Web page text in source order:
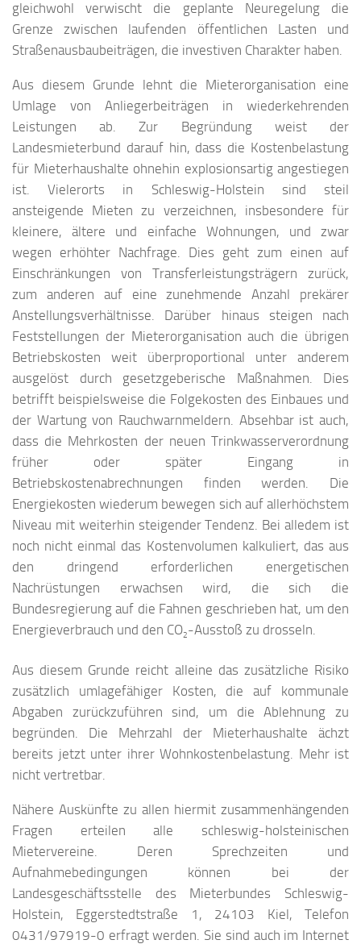
gleichwohl verwischt die geplante Neuregelung die
Grenze zwischen laufenden öffentlichen Lasten und
Straßenausbaubeiträgen, die investiven Charakter haben.
Aus diesem Grunde lehnt die Mieterorganisation eine
Umlage von Anliegerbeiträgen in wiederkehrenden
Leistungen ab. Zur Begründung weist der
Landesmieterbund darauf hin, dass die Kostenbelastung
für Mieterhaushalte ohnehin explosionsartig angestiegen
ist. Vielerorts in Schleswig-Holstein sind steil
ansteigende Mieten zu verzeichnen, insbesondere für
kleinere, ältere und einfache Wohnungen, und zwar
wegen erhöhter Nachfrage. Dies geht zum einen auf
Einschränkungen von Transferleistungsträgern zurück,
zum anderen auf eine zunehmende Anzahl prekärer
Anstellungsverhältnisse. Darüber hinaus steigen nach
Feststellungen der Mieterorganisation auch die übrigen
Betriebskosten weit überproportional unter anderem
ausgelöst durch gesetzgeberische Maßnahmen. Dies
betrifft beispielsweise die Folgekosten des Einbaues und
der Wartung von Rauchwarnmeldern. Absehbar ist auch,
dass die Mehrkosten der neuen Trinkwasserverordnung
früher oder später Eingang in
Betriebskostenabrechnungen finden werden. Die
Energiekosten wiederum bewegen sich auf allerhöchstem
Niveau mit weiterhin steigender Tendenz. Bei alledem ist
noch nicht einmal das Kostenvolumen kalkuliert, das aus
den dringend erforderlichen energetischen
Nachrüstungen erwachsen wird, die sich die
Bundesregierung auf die Fahnen geschrieben hat, um den
Energieverbrauch und den CO2-Ausstoß zu drosseln.
Aus diesem Grunde reicht alleine das zusätzliche Risiko
zusätzlich umlagefähiger Kosten, die auf kommunale
Abgaben zurückzuführen sind, um die Ablehnung zu
begründen. Die Mehrzahl der Mieterhaushalte ächzt
bereits jetzt unter ihrer Wohnkostenbelastung. Mehr ist
nicht vertretbar.
Nähere Auskünfte zu allen hiermit zusammenhängenden
Fragen erteilen alle schleswig-holsteinischen
Mietervereine. Deren Sprechzeiten und
Aufnahmebedingungen können bei der
Landesgeschäftsstelle des Mieterbundes Schleswig-
Holstein, Eggerstedtstraße 1, 24103 Kiel, Telefon
0431/97919-0 erfragt werden. Sie sind auch im Internet